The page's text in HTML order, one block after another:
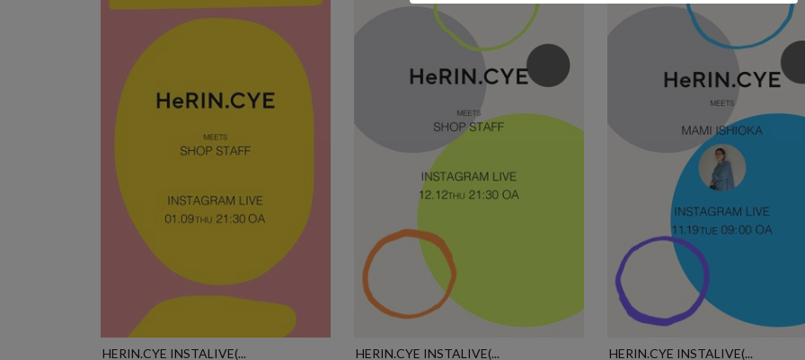
HERIN.CYE INSTALIVE(... HERIN.CYE INSTALIVE(... HERIN.CYE INSTALIVE(...